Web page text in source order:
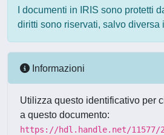
I documenti in IRIS sono protetti
diritti sono riservati, salvo diversa
Informazioni
Utilizza questo identificativo per
a questo documento:
https://hdl.handle.net/11577/